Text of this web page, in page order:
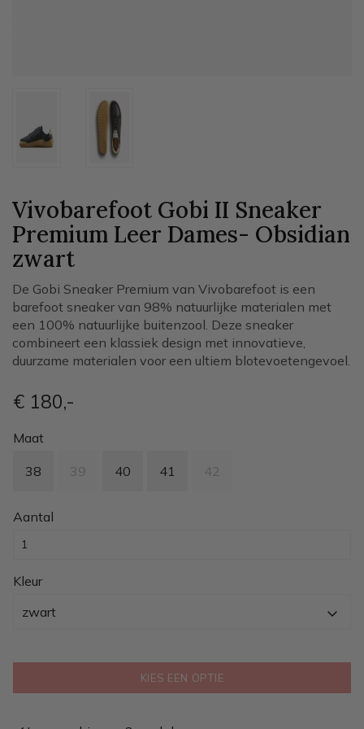
Vivobarefoot Gobi II Sneaker
Premium Leer Dames- Obsidian
zwart
De Gobi Sneaker Premium van Vivobarefoot is een
barefoot sneaker van 98% natuurlijke materialen met
een 100% natuurlijke buitenzool. Deze sneaker
combineert een klassiek design met innovatieve,
duurzame materialen voor een ultiem blotevoetengevoel.
€ 180,-
Maat
38 39 40 41 42
Aantal
Kleur
zwart
KIES EEN OPTIE